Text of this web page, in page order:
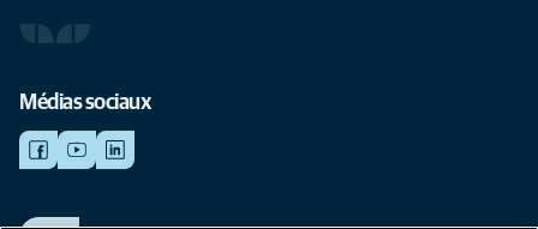
Médias sociaux